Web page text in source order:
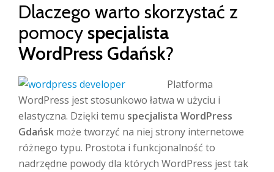
Dlaczego warto skorzystać z
pomocyspecjalista
WordPress Gdańsk?
Platforma
WordPress jest stosunkowo łatwa w użyciu i
elastyczna. Dzięki temu specjalista WordPress
Gdańsk może tworzyć na niej strony internetowe
różnego typu. Prostota i funkcjonalność to
nadrzędne powody dla których WordPress jest tak